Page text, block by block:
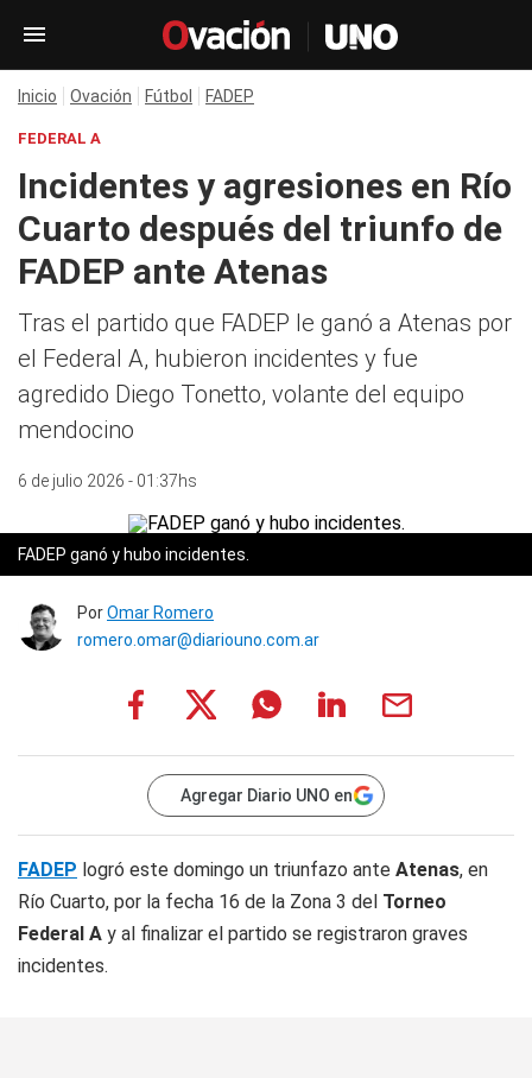
Inicio Ovación Fútbol FADEP
FEDERAL A
Incidentes y agresiones en Río
Cuarto después del triunfo de
FADEP ante Atenas
Tras el partido que FADEP le ganó a Atenas por
el Federal A, hubieron incidentes y fue
agredido Diego Tonetto, volante del equipo
mendocino
6 de julio 2026 - 01:37hs
FADEP ganó y hubo incidentes.
PorOmar Romero
romero.omar@diariouno.com.ar
Agregar Diario UNO en
FADEP logró este domingo un triunfazo ante Atenas, en
Río Cuarto, por la fecha 16 de la Zona 3 del Torneo
Federal A y al finalizar el partido se registraron graves
incidentes.